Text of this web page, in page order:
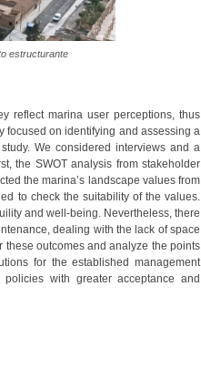
estructurante
reflect marina user perceptions, thus
focused on identifying and assessing a
We considered interviews and a
the SWOT analysis from stakeholder
the marina’s landscape values from
to check the suitability of the values.
and well-being. Nevertheless, there
dealing with the lack of space
outcomes and analyze the points
for the established management
with greater acceptance and